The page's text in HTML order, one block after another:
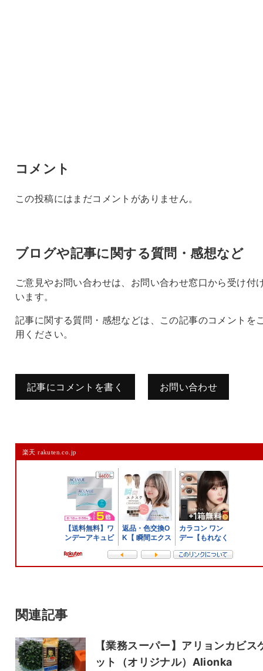
コメント
この投稿にはまだコメントがありません。
ブログや記事に関する質問・感想など
ご意見やお問い合わせは、お問い合わせ窓口から受け付
います。
記事に関する質問・感想などは、この記事のコメントを
用ください。
記事にコメントを書く お問い合わせ
メールアドレスは公開されません。
また、コメント欄には、必ず日本語を含めてください（スパム対策）。
サイト
楽天 rakuten.co.jp
関連記事
【業務スーパー】アリョンカビス
ット（オリジナル）Alionka